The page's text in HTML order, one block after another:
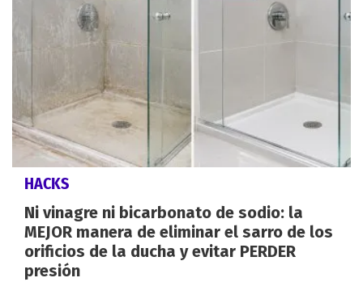
HACKS
Ni vinagre ni bicarbonato de sodio: la
MEJOR manera de eliminar el sarro de los
orificios de la ducha y evitar PERDER
presión